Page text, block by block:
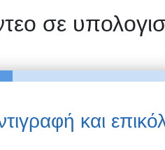
σε
και